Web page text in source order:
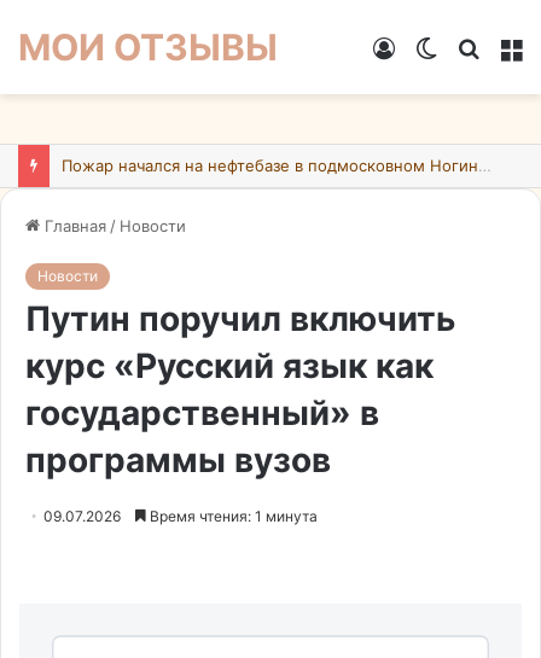
МОИ ОТЗЫВЫ
Switch
Войти
Пожар начался на нефтебазе в подмосковном Ногинске в результате атаки БПЛА ВСУ
Главная / Новости
Новости
Путин поручил включить
курс «Русский язык как
государственный» в
программы вузов
09.07.2026 Время чтения: 1 минута